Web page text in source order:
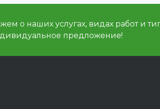
о наших услугах, видах работ и
предложение!